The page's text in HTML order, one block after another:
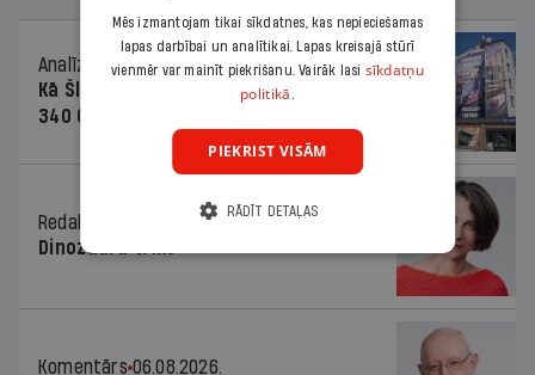
Analīze
06.08.2026.
Kā Šlesera partija palika nesodīta par
340 000 vērtu reklāmas kampaņu
Redaktores sleja
06.08.2026.
Dinozaura triks
Komentārs 06.08.2026.
Mēs izmantojam tikai sīkdatnes, kas nepieciešamas
lapas darbībai un analītikai. Lapas kreisajā stūrī
vienmēr var mainīt piekrišanu. Vairāk lasi sīkdatņu
politikā.
PIEKRIST VISĀM
RĀDĪT DETAĻAS